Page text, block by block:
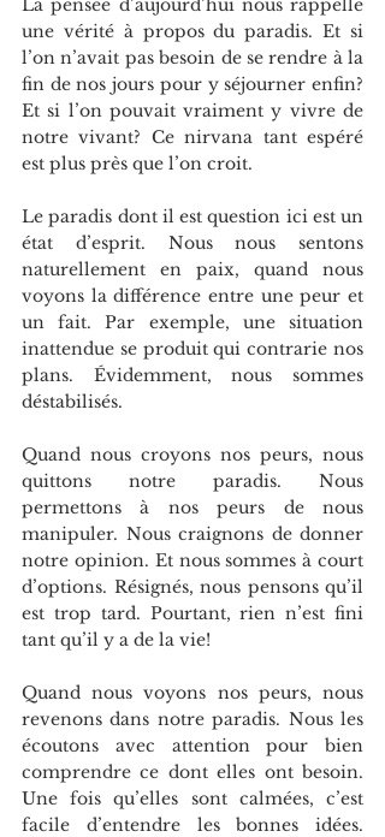
La pensée d’aujourd’hui nous rappelle
une vérité à propos du paradis. Et si
l’on n’avait pas besoin de se rendre à la
fin de nos jours pour y séjourner enfin?
Et si l’on pouvait vraiment y vivre de
notre vivant? Ce nirvana tant espéré
est plus près que l’on croit.
Le paradis dont il est question ici est un
état d’esprit. Nous nous sentons
naturellement en paix, quand nous
voyons la différence entre une peur et
un fait. Par exemple, une situation
inattendue se produit qui contrarie nos
plans. Évidemment, nous sommes
déstabilisés.
Quand nous croyons nos peurs, nous
quittons notre paradis. Nous
permettons à nos peurs de nous
manipuler. Nous craignons de donner
notre opinion. Et nous sommes à court
d’options. Résignés, nous pensons qu’il
est trop tard. Pourtant, rien n’est fini
tant qu’il y a de la vie!
Quand nous voyons nos peurs, nous
revenons dans notre paradis. Nous les
écoutons avec attention pour bien
comprendre ce dont elles ont besoin.
Une fois qu’elles sont calmées, c’est
facile d’entendre les bonnes idées.